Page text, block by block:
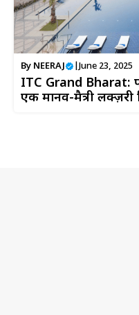
By NEERAJ June 23, 2025
ITC Grand Bharat:
एक मानव-मैत्री लक्ज़री